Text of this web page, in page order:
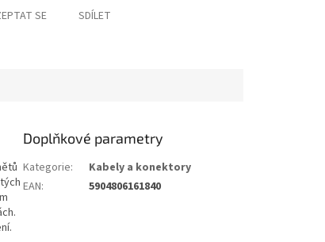
SE SDÍLET
Doplňkové parametry
Kategorie:
Kabely a konektory
EAN: 5904806161840